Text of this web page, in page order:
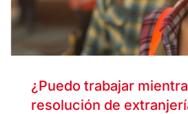
¿Puedo trabajar
resolución de